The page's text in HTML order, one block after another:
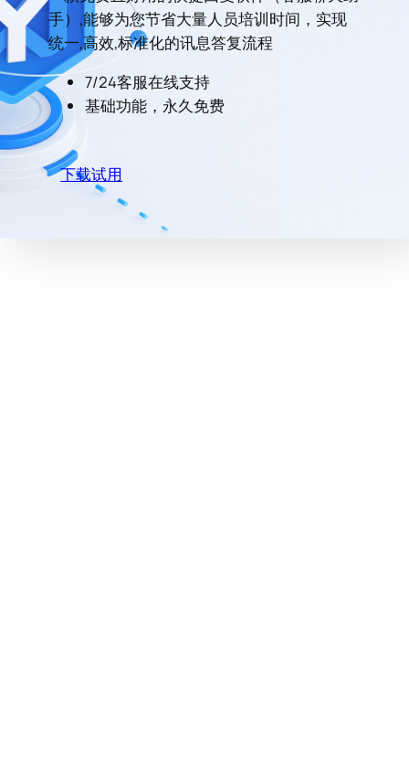
手）,能够为您节省大量人员培训时间，实现
统一,高效,标准化的讯息答复流程
7/24客服在线支持
基础功能，永久免费
下载试用